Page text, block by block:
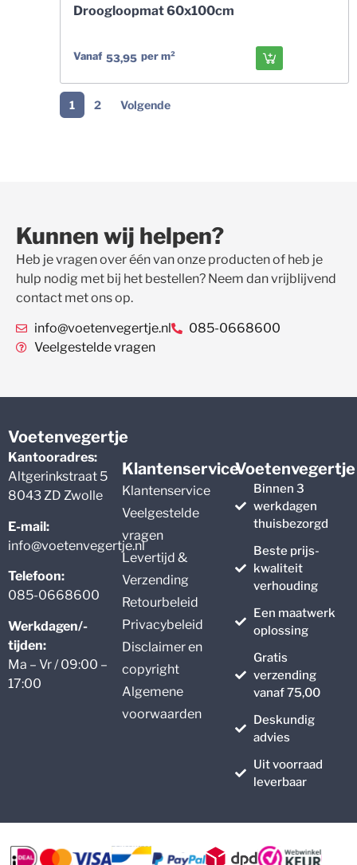
Droogloopmat 60x100cm
Vanaf 53,95 per m²
1 2 Volgende
Kunnen wij helpen?
Heb je vragen over één van onze producten of heb je
hulp nodig met bij het bestellen? Neem dan vrijblijvend
contact met ons op.
info@voetenvegertje.nl
085-0668600
Veelgestelde vragen
Voetenvegertje
Kantooradres:
Altgerinkstraat 5
8043 ZD Zwolle
E-mail:
info@voetenvegertje.nl
Telefoon:
085-0668600
Werkdagen/-
tijden:
Ma – Vr / 09:00 –
17:00
Klantenservice
Klantenservice
Veelgestelde
vragen
Levertijd &
Verzending
Retourbeleid
Privacybeleid
Disclaimer en
copyright
Algemene
voorwaarden
Voetenvegertje
Binnen 3
werkdagen
thuisbezorgd
Beste prijs-
kwaliteit
verhouding
Een maatwerk
oplossing
Gratis
verzending
vanaf 75,00
Deskundig
advies
Uit voorraad
leverbaar